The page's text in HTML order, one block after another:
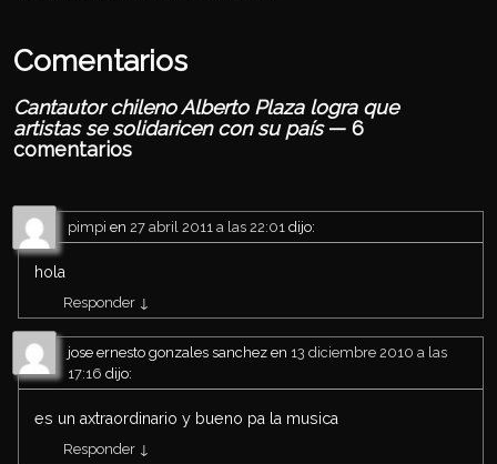
Comentarios
Cantautor chileno Alberto Plaza logra que
artistas se solidaricen con su país— 6
comentarios
pimpi en 27 abril 2011 a las 22:01 dijo:
hola
Responder ↓
jose ernesto gonzales sanchez en 13 diciembre 2010 a las
17:16 dijo:
es un axtraordinario y bueno pa la musica
Responder ↓